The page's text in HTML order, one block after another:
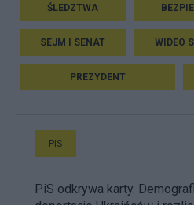
ŚLEDZTWA
SEJM I SENAT WIDEO
PREZYDENT
PiS
PiS odkrywa karty.